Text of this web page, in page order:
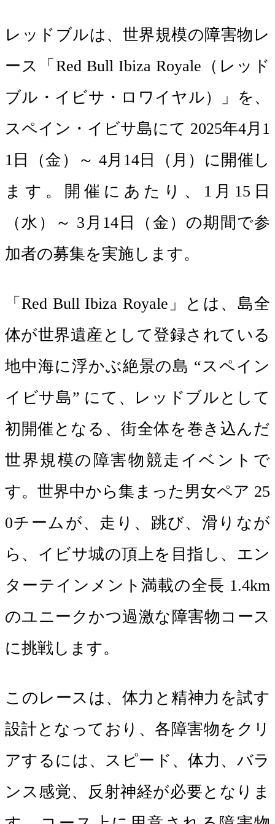
レッドブルは、世界規模の障害物レ
ース「Red Bull Ibiza Royale（レッド
ブル・イビサ・ロワイヤル）」を、
スペイン・イビサ島にて 2025年4月1
1日（金）～ 4月14日（月）に開催し
ます。開催にあたり、1月15日
（水）～ 3月14日（金）の期間で参
加者の募集を実施します。
「Red Bull Ibiza Royale」とは、島全
体が世界遺産として登録されている
地中海に浮かぶ絶景の島 “スペイン
イビサ島” にて、レッドブルとして
初開催となる、街全体を巻き込んだ
世界規模の障害物競走イベントで
す。世界中から集まった男女ペア 25
0チームが、走り、跳び、滑りなが
ら、イビサ城の頂上を目指し、エン
ターテインメント満載の全長 1.4km
のユニークかつ過激な障害物コース
に挑戦します。
このレースは、体力と精神力を試す
設計となっており、各障害物をクリ
アするには、スピード、体力、バラ
ンス感覚、反射神経が必要となりま